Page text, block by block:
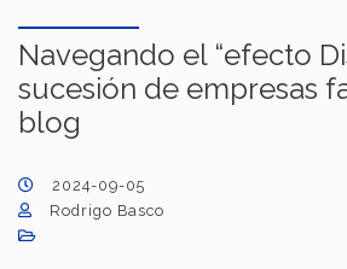
Navegando el “efecto
sucesión de empresas
blog
2024-09-05
Rodrigo Basco